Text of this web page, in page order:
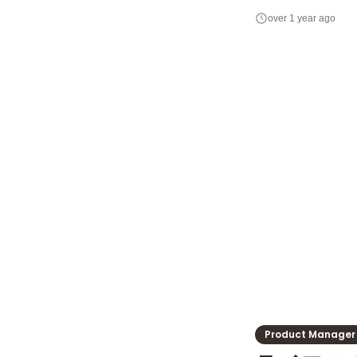
たします。
over 1 year ago
Product Manager